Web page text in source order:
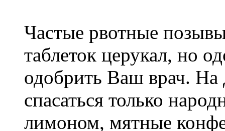
Частые рвотные
таблеток церукал, но
одобрить Ваш врач.
спасаться только
лимоном, мятные